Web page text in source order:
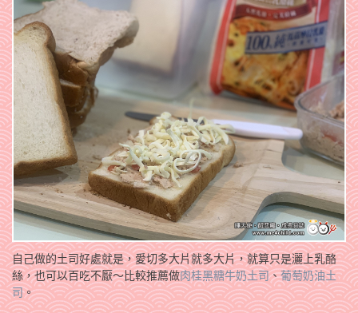
自己做的土司好處就是，愛切多大片就多大片，就算只是灑上乳酪
絲，也可以百吃不厭～比較推薦做肉桂黑糖牛奶土司、葡萄奶油土
司。